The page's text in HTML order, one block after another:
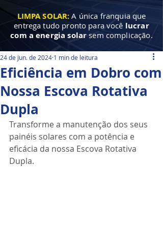
LIMPA SOLAR:A única franquia que
entrega tudo pronto para você lucrar
com a energia solar sem complicação.
Eficiência em Dobro com
Nossa Escova Rotativa
Dupla
24 de jun. de 2024 1 min de leitura
Transforme a manutenção dos seus
painéis solares com a potência e
eficácia da nossa Escova Rotativa
Dupla.